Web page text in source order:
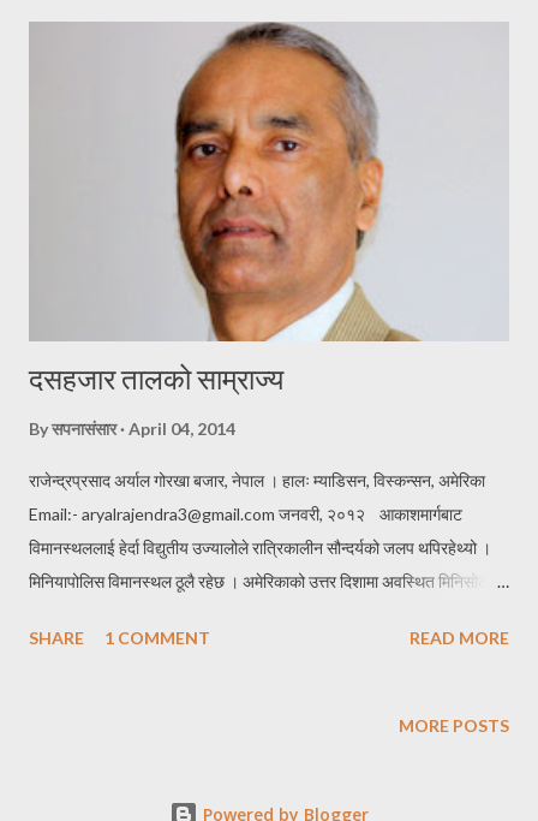
दसहजार तालको साम्राज्य
Byसपनासंसार April 04, 2014
राजेन्द्रप्रसाद अर्याल गोरखा बजार, नेपाल । हालः म्याडिसन, विस्कन्सन, अमेरिका
Email:- aryalrajendra3@gmail.com जनवरी, २०१२ आकाशमार्गबाट
विमानस्थललाई हेर्दा विद्युतीय उज्यालोले रात्रिकालीन सौन्दर्यको जलप थपिरहेथ्यो ।
मिनियापोलिस विमानस्थल ठूलै रहेछ । अमेरिकाको उत्तर दिशामा अवस्थित मिनिसोटा
भन्ने अवगत भयो । स्वदेशबाट उडेको चालीस घण्टापछि पाँच ठाउँमा ट्रान्जिट भै रातको
पूर्वनिर्धारित कार्याक्रममा वासिङ्गटन डि.सि.मा जाहाज छुटनाले पाँच घण्टाको यात्रा
SHARE 1 COMMENT READ MORE
MORE POSTS
Powered by Blogger